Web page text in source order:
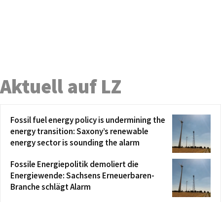
Aktuell auf LZ
Fossil fuel energy policy is undermining the
energy transition: Saxony’s renewable
energy sector is sounding the alarm
Fossile Energiepolitik demoliert die
Energiewende: Sachsens Erneuerbaren-
Branche schlägt Alarm